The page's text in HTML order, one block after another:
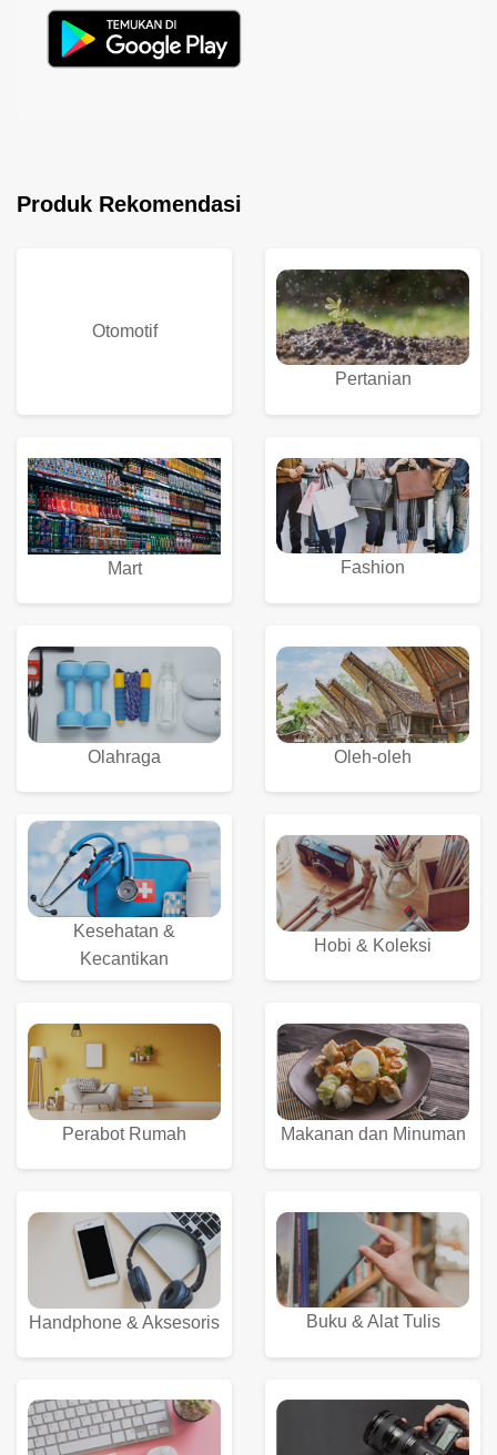
Produk Rekomendasi
Otomotif
Pertanian
Mart Fashion
Olahraga Oleh-oleh
Kesehatan &
Kecantikan
Hobi & Koleksi
Perabot Rumah Makanan dan Minuman
Handphone & Aksesoris Buku & Alat Tulis